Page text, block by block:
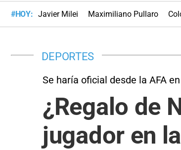
#HOY: Javier Milei Maximiliano Pullaro
DEPORTES
Se haría oficial desde la AFA
¿Regalo de
jugador en